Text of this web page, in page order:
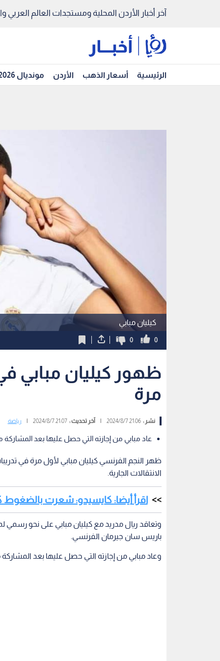
آخر أخبار الأردن المحلية ومستجدات العالم العربي
الرئيسية أسعار الذهب الأردن مونديال 2026
كيليان مبابي
0
0
ظهور كيليان مبابي
مرة
نشر :21:06 2024/8/7 آخر تحديث :21:07 2024/8/7 رياضة
عاد مبابي من إجازته التي حصل عليها بعد المشاركة
ظهر النجم الفرنسي كيليان مبابي لأول مرة في
الانتقالات الجارية.
اقرأ أيضا: كايسيدو: شعرت
باريس سان جيرمان الفرنسي.
وعاد مبابي من إجازته التي حصل عليها بعد المشاركة مع